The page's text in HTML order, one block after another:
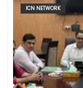
ICN NETWORK